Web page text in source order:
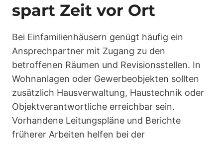
spart Zeit vor Ort
Bei Einfamilienhäusern genügt häufig ein
Ansprechpartner mit Zugang zu den
betroffenen Räumen und Revisionsstellen. In
Wohnanlagen oder Gewerbeobjekten sollten
zusätzlich Hausverwaltung, Haustechnik oder
Objektverantwortliche erreichbar sein.
Vorhandene Leitungspläne und Berichte
früherer Arbeiten helfen bei der